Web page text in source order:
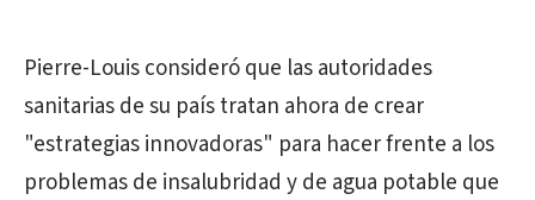
Pierre-Louis consideró que las autoridades
sanitarias de su país tratan ahora de crear
"estrategias innovadoras" para hacer frente a los
problemas de insalubridad y de agua potable que